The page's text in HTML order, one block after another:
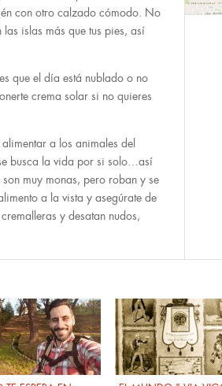
con otro calzado cómodo. No
islas más que tus pies, así
que el día está nublado o no
crema solar si no quieres
alimentar a los animales del
busca la vida por si solo…así
muy monas, pero roban y se
a la vista y asegúrate de
y desatan nudos,